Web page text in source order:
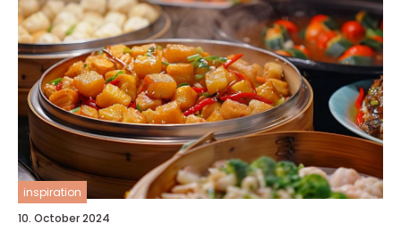
inspiration
10. October 2024